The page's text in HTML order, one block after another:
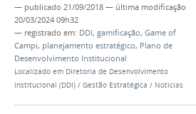
— publicado 21/09/2018 — última modificação
20/03/2024 09h32
— registrado em: DDI, gamificação, Game of
Campi, planejamento estratégico, Plano de
Desenvolvimento Institucional
Localizado em Diretoria de Desenvolvimento
Institucional (DDI) / Gestão Estratégica / Noticias